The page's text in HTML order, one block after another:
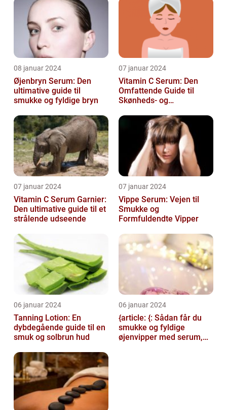
08 januar 2024
Øjenbryn Serum: Den
ultimative guide til
smukke og fyldige bryn
07 januar 2024
Vitamin C Serum: Den
Omfattende Guide til
Skønheds- og
07 januar 2024
Vitamin C Serum Garnier:
Den ultimative guide til et
strålende udseende
07 januar 2024
Vippe Serum: Vejen til
Smukke og
Formfuldendte Vipper
06 januar 2024
Tanning Lotion: En
dybdegående guide til en
smuk og solbrun hud
06 januar 2024
{article: {: Sådan får du
smukke og fyldige
øjenvipper med serum,